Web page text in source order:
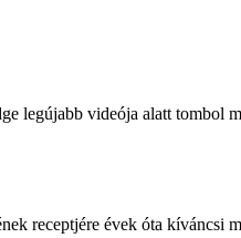
legújabb videója alatt tombol
receptjére évek óta